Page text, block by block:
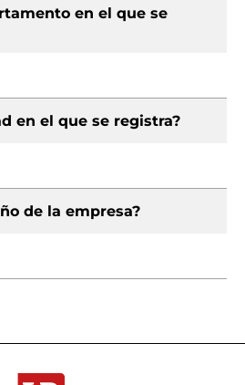
en el que se
en el que se registra?
de la empresa?